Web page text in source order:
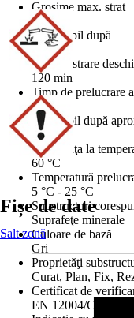
Grosime max. strat
4 mm
Disponibil după
24 h
Timp păstrare
120 min
Timp de prelucrare
4 h
Circulabil după
1 zile
Rezistenţa la
60 °C
Temperatură
5 °C - 25 °C
Substructuri
Suprafeţe minerale
Culoare de bază
Gri
Proprietăţi
Curat, Plan, Fix,
Certificat de
EN 12004/C2TE
Fișe de date
Salt zonă